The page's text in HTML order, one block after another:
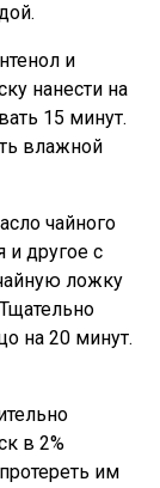
и
нанести на
15 минут.
влажной
чайного
и другое с
ложку
на 20 минут.
в 2%
им